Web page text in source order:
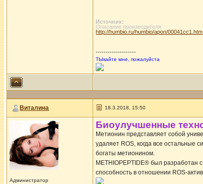
Источник:
Описание производителя
http://humbio.ru/humbio/apon/00041cc1.htm
--------------------
ТЫкайте мне, пожалуйста
Виталина 18.3.2018, 15:50
Администратор
Биоулучшенные
Метионин представляет собой
удаляет ROS, когда все остальные
богаты метионином.
METHIOPEPTIDE® был разработан
способность в отношении ROS-